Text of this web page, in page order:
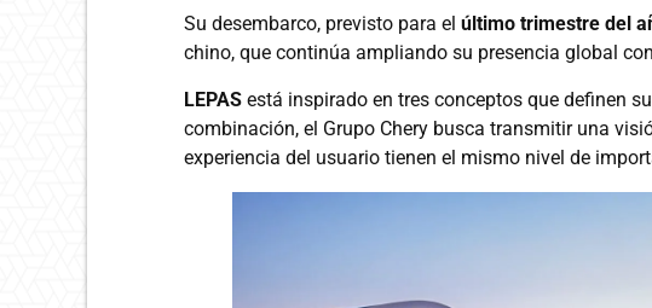
Su desembarco, previsto para el último trimestre del
chino, que continúa ampliando su presencia global
LEPAS está inspirado en tres conceptos que definen
combinación, el Grupo Chery busca transmitir una
experiencia del usuario tienen el mismo nivel de